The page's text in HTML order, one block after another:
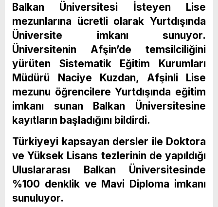
Balkan Üniversitesi İsteyen Lise
mezunlarına ücretli olarak Yurtdışında
Üniversite imkanı sunuyor.
Üniversitenin Afşin’de temsilciliğini
yürüten Sistematik Eğitim Kurumları
Müdürü Naciye Kuzdan, Afşinli Lise
mezunu öğrencilere Yurtdışında eğitim
imkanı sunan Balkan Üniversitesine
kayıtların başladığını bildirdi.
Türkiyeyi kapsayan dersler ile Doktora
ve Yüksek Lisans tezlerinin de yapıldığı
Uluslararası Balkan Üniversitesinde
%100 denklik ve Mavi Diploma imkanı
sunuluyor.